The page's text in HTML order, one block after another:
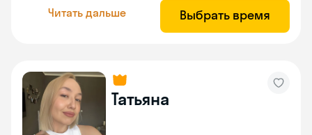
Читать дальше Выбрать время
Татьяна